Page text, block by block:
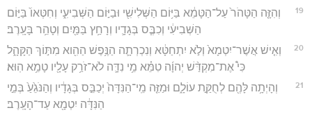
19
וְהִזָּ֤ה הַטָּהֹר֙ עַל־הַטָּמֵ֔א בַּיּ֥וֹם הַשְּׁלִישִׁ֖י וּבַיּ֣וֹם הַשְּׁבִיעִ֑י וְחִטְּאוֹ֙ בַּיּ֣וֹם
הַשְּׁבִיעִ֔י וְכִבֶּ֧ס בְּגָדָ֛יו וְרָחַ֥ץ בַּמַּ֖יִם וְטָהֵ֥ר בָּעָֽרֶב׃
20
וְאִ֤ישׁ אֲשֶׁר־יִטְמָא֙ וְלֹ֣א יִתְחַטָּ֔א וְנִכְרְתָ֛ה הַנֶּ֥פֶשׁ הַהִ֖וא מִתּ֣וֹךְ הַקָּהָ֑ל
כִּי֩ אֶת־מִקְדַּ֨שׁ יְהוָ֜ה טִמֵּ֗א מֵ֥י נִדָּ֛ה לֹא־זֹרַ֥ק עָלָ֖יו טָמֵ֥א הֽוּא׃
21
וְהָיְתָ֥ה לָּהֶ֖ם לְחֻקַּ֣ת עוֹלָ֑ם וּמַזֵּ֤ה מֵֽי־הַנִּדָּה֙ יְכַבֵּ֣ס בְּגָדָ֔יו וְהַנֹּגֵ֙עַ֙ בְּמֵ֣י
הַנִּדָּ֔ה יִטְמָ֖א עַד־הָעָֽרֶב׃